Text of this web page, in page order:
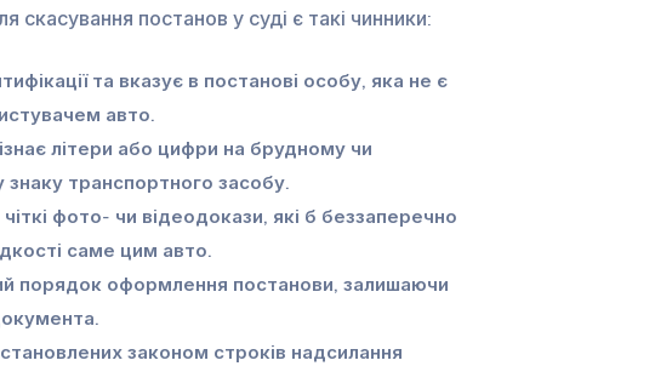
постанов у суді є такі чинники:
та вказує в постанові особу, яка не є
авто.
літери або цифри на брудному чи
транспортного засобу.
фото- чи відеодокази, які б беззаперечно
саме цим авто.
порядок оформлення постанови, залишаючи
законом строків надсилання